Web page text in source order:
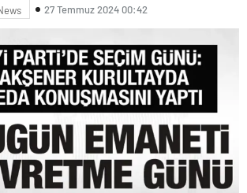
27 Temmuz 2024 00:42